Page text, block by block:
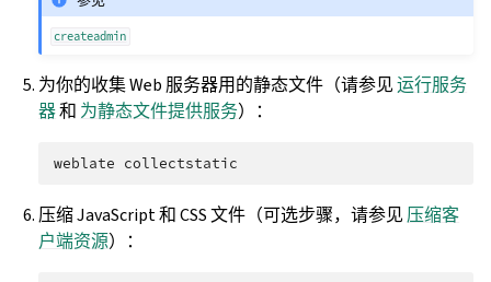
createadmin
为你的收集 Web 服务器用的静态文件（请参见运行服务
器和 为静态文件提供服务）：
weblate
压缩 JavaScript 和 CSS 文件（可选步骤，请参见 压缩客
户端资源）：